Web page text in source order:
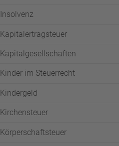
Insolvenz
Kapitalertragsteuer
Kapitalgesellschaften
Kinder im Steuerrecht
Kindergeld
Kirchensteuer
Körperschaftsteuer